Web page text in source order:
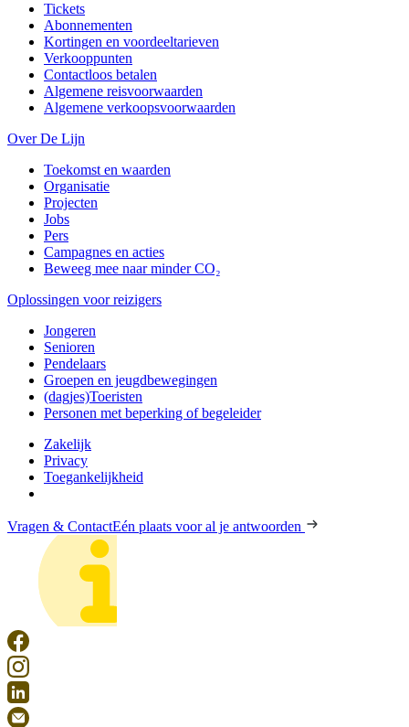
Tickets
Abonnementen
Kortingen en voordeeltarieven
Verkooppunten
Contactloos betalen
Algemene reisvoorwaarden
Algemene verkoopsvoorwaarden
Over De Lijn
Toekomst en waarden
Organisatie
Projecten
Jobs
Pers
Campagnes en acties
Beweeg mee naar minder CO₂
Oplossingen voor reizigers
Jongeren
Senioren
Pendelaars
Groepen en jeugdbewegingen
(dagjes)Toeristen
Personen met beperking of begeleider
Zakelijk
Privacy
Toegankelijkheid
Vragen & ContactEén plaats voor al je antwoorden